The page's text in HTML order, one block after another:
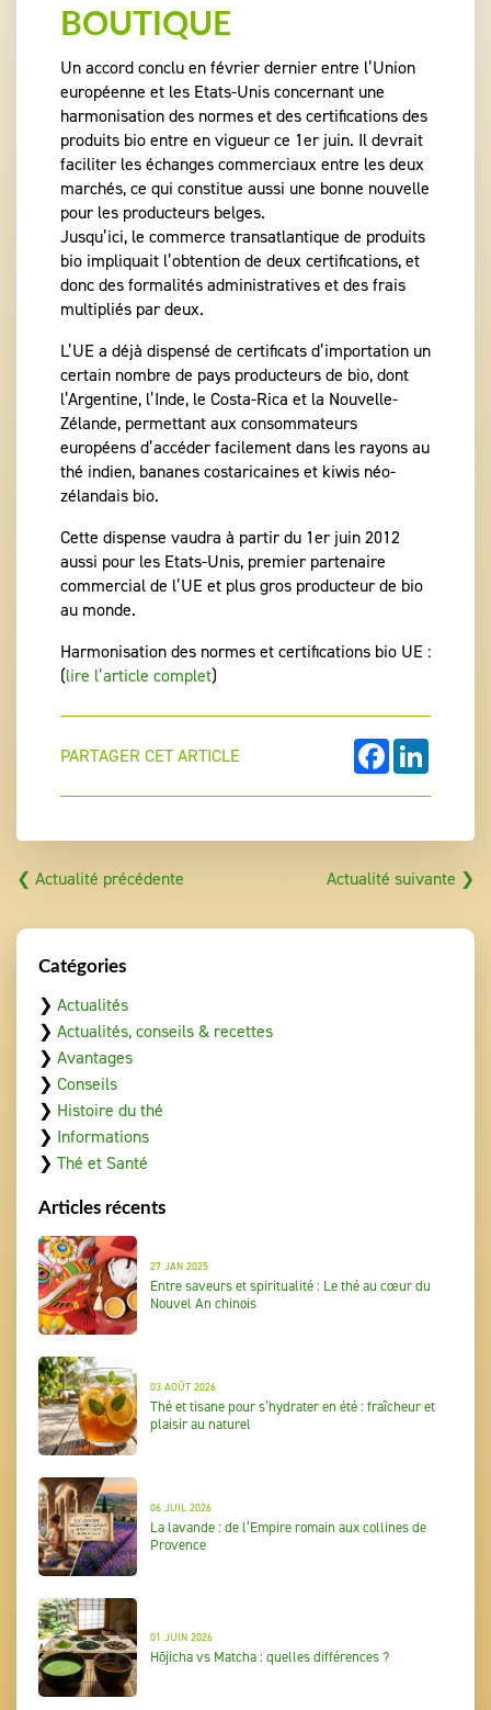
BOUTIQUE
Un accord conclu en février dernier entre l’Union
européenne et les Etats-Unis concernant une
harmonisation des normes et des certifications des
produits bio entre en vigueur ce 1er juin. Il devrait
faciliter les échanges commerciaux entre les deux
marchés, ce qui constitue aussi une bonne nouvelle
pour les producteurs belges.
Jusqu’ici, le commerce transatlantique de produits
bio impliquait l’obtention de deux certifications, et
donc des formalités administratives et des frais
multipliés par deux.
L’UE a déjà dispensé de certificats d’importation un
certain nombre de pays producteurs de bio, dont
l’Argentine, l’Inde, le Costa-Rica et la Nouvelle-
Zélande, permettant aux consommateurs
européens d’accéder facilement dans les rayons au
thé indien, bananes costaricaines et kiwis néo-
zélandais bio.
Cette dispense vaudra à partir du 1er juin 2012
aussi pour les Etats-Unis, premier partenaire
commercial de l’UE et plus gros producteur de bio
au monde.
Harmonisation des normes et certifications bio UE :
(lire l’article complet)
PARTAGER CET ARTICLE FACEBOOK
❮ Actualité précédente Actualité suivante ❯
Catégories
❯ Actualités
❯ Actualités, conseils & recettes
❯ Avantages
❯ Conseils
❯ Histoire du thé
❯ Informations
❯ Thé et Santé
Articles récents
27 JAN 2025
Entre saveurs et spiritualité : Le thé au cœur du
Nouvel An chinois
03 AOÛT 2026
Thé et tisane pour s’hydrater en été : fraîcheur et
plaisir au naturel
06 JUIL 2026
La lavande : de l’Empire romain aux collines de
Provence
01 JUIN 2026
Hōjicha vs Matcha : quelles différences ?